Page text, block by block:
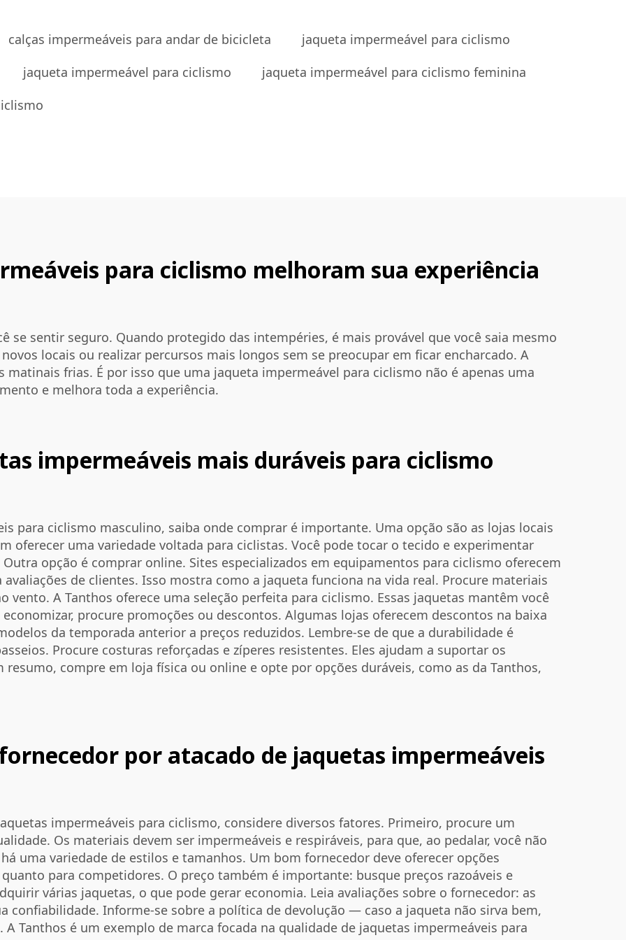
calças impermeáveis para andar de bicicleta
jaqueta impermeável para ciclismo
jaqueta impermeável para ciclismo
jaqueta impermeável para ciclismo feminina
para ciclismo melhoram sua experiência
se sentir seguro. Quando protegido das intempéries, é mais provável que você saia mesmo
locais ou realizar percursos mais longos sem se preocupar em ficar encharcado. A
frias. É por isso que uma jaqueta impermeável para ciclismo não é apenas uma
e melhora toda a experiência.
impermeáveis mais duráveis para ciclismo
para ciclismo masculino, saiba onde comprar é importante. Uma opção são as lojas locais
oferecer uma variedade voltada para ciclistas. Você pode tocar o tecido e experimentar
opção é comprar online. Sites especializados em equipamentos para ciclismo oferecem
de clientes. Isso mostra como a jaqueta funciona na vida real. Procure materiais
vento. A Tanthos oferece uma seleção perfeita para ciclismo. Essas jaquetas mantêm você
procure promoções ou descontos. Algumas lojas oferecem descontos na baixa
da temporada anterior a preços reduzidos. Lembre-se de que a durabilidade é
Procure costuras reforçadas e zíperes resistentes. Eles ajudam a suportar os
compre em loja física ou online e opte por opções duráveis, como as da Tanthos,
por atacado de jaquetas impermeáveis
impermeáveis para ciclismo, considere diversos fatores. Primeiro, procure um
Os materiais devem ser impermeáveis e respiráveis, para que, ao pedalar, você não
uma variedade de estilos e tamanhos. Um bom fornecedor deve oferecer opções
para competidores. O preço também é importante: busque preços razoáveis e
várias jaquetas, o que pode gerar economia. Leia avaliações sobre o fornecedor: as
confiabilidade. Informe-se sobre a política de devolução — caso a jaqueta não sirva bem,
Tanthos é um exemplo de marca focada na qualidade de jaquetas impermeáveis para